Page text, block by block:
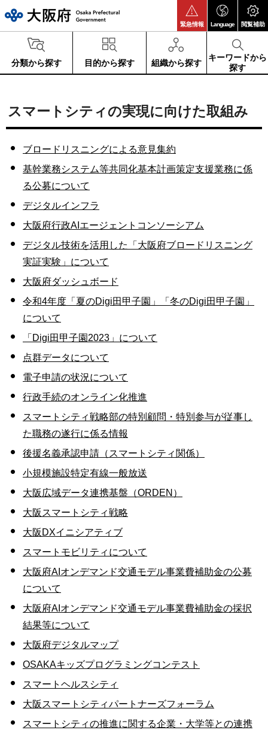
緊急情報 Language 閲覧補助
分類から探す 目的から探す 組織から探す
キーワードから
探す
スマートシティの実現に向けた取組み
ブロードリスニングによる意見集約
基幹業務システム等共同化基本計画策定支援業務に係
る公募について
デジタルインフラ
大阪府行政AIエージェントコンソーシアム
デジタル技術を活用した「大阪府ブロードリスニング
実証実験」について
大阪府ダッシュボード
令和4年度「夏のDigi田甲子園」「冬のDigi田甲子園」
について
「Digi田甲子園2023」について
点群データについて
電子申請の状況について
行政手続のオンライン化推進
スマートシティ戦略部の特別顧問・特別参与が従事し
た職務の遂行に係る情報
後援名義承認申請（スマートシティ関係）
小規模施設特定有線一般放送
大阪広域データ連携基盤（ORDEN）
大阪スマートシティ戦略
大阪DXイニシアティブ
スマートモビリティについて
大阪府AIオンデマンド交通モデル事業費補助金の公募
について
大阪府AIオンデマンド交通モデル事業費補助金の採択
結果等について
大阪府デジタルマップ
OSAKAキッズプログラミングコンテスト
スマートヘルスシティ
大阪スマートシティパートナーズフォーラム
スマートシティの推進に関する企業・大学等との連携